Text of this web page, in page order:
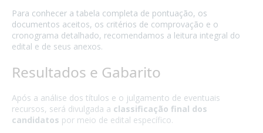
Para conhecer a tabela completa de pontuação, os
documentos aceitos, os critérios de comprovação e o
cronograma detalhado, recomendamos a leitura integral do
edital e de seus anexos.
Resultados e Gabarito
Após a análise dos títulos e o julgamento de eventuais
recursos, será divulgada a classificação final dos
candidatos por meio de edital específico.